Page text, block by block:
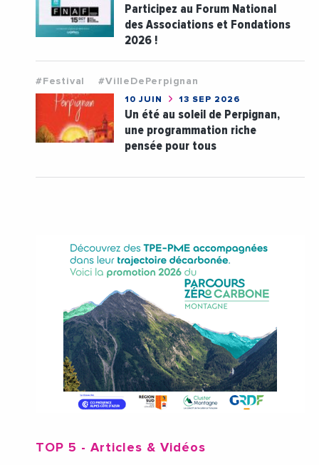
Participez au Forum National
des Associations et Fondations
2026 !
#Festival #VilleDePerpignan
10 JUIN 13 SEP 2026
Un été au soleil de Perpignan,
une programmation riche
pensée pour tous
TOP 5 - Articles & Vidéos